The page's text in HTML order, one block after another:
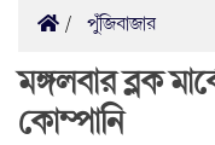
পুঁজিবাজার
মঙ্গলবার ব্লক
কোম্পানি